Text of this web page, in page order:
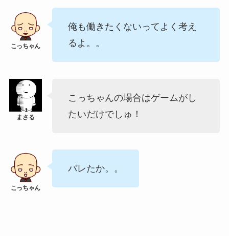
俺も働きたくないってよく考え
るよ。。
こっちゃんの場合はゲームがし
たいだけでしゅ！
バレたか。。